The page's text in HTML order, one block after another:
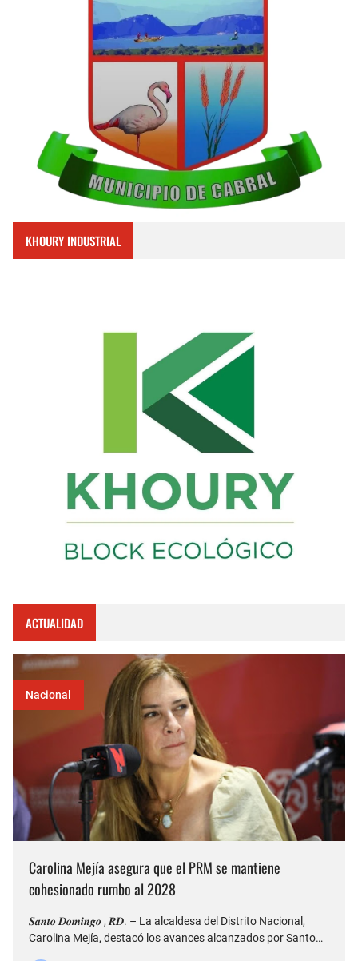
KHOURY INDUSTRIAL
ACTUALIDAD
Nacional
Carolina Mejía asegura que el PRM se mantiene
cohesionado rumbo al 2028
𝑺𝒂𝒏𝒕𝒐 𝑫𝒐𝒎𝒊𝒏𝒈𝒐 , 𝑹𝑫. – La alcaldesa del Distrito Nacional,
Carolina Mejía, destacó los avances alcanzados por Santo